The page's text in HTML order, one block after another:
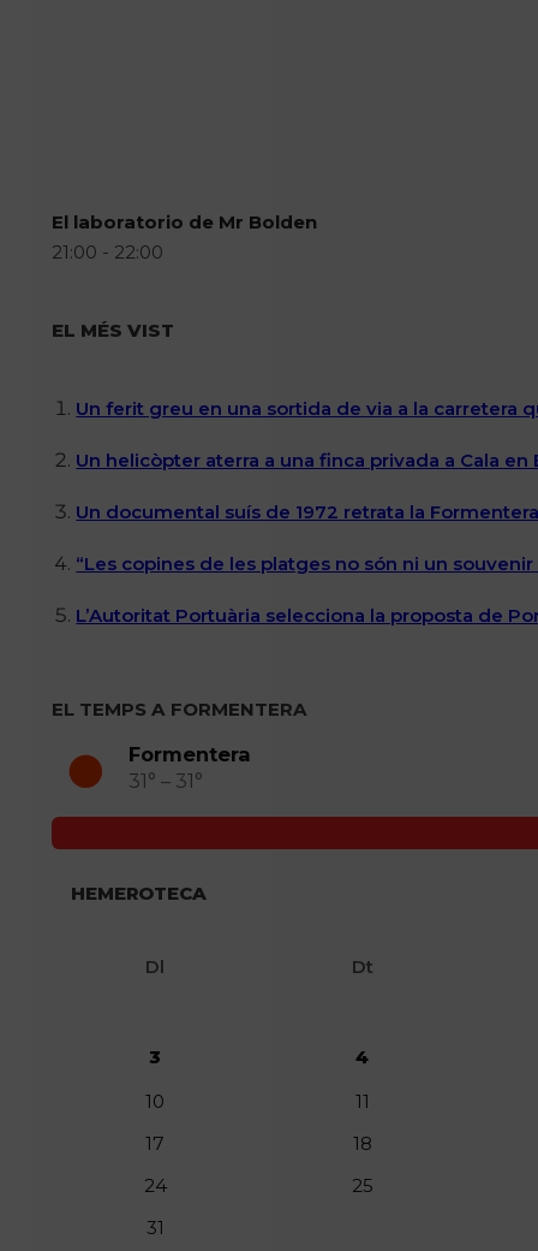
El laboratorio de Mr Bolden
21:00 - 22:00
EL MÉS VIST
Un ferit greu en una sortida de via a la carretera
Un helicòpter aterra a una finca privada a Cala
Un documental suís de 1972 retrata la
“Les copines de les platges no són ni un
L’Autoritat Portuària selecciona la proposta de
EL TEMPS A FORMENTERA
Formentera
31° – 31°
HEMEROTECA
Dl Dt
3
4
10
11
17
18
24
25
31